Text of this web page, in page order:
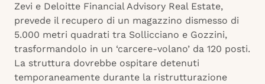
Zevi e Deloitte Financial Advisory Real Estate,
prevede il recupero di un magazzino dismesso di
5.000 metri quadrati tra Sollicciano e Gozzini,
trasformandolo in un ‘carcere-volano’ da 120 posti.
La struttura dovrebbe ospitare detenuti
temporaneamente durante la ristrutturazione